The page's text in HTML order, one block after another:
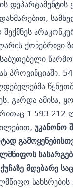
დახმარებით,
ქონებრივი
პროვინციაში,
გარდა ამისა,
1 593 212
უკანონო
მდებარე